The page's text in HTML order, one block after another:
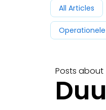
All Articles
Posts about